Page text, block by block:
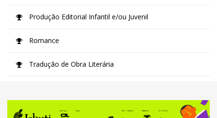
Produção Editorial Infantil e/ou Juvenil
Romance
Tradução de Obra Literária